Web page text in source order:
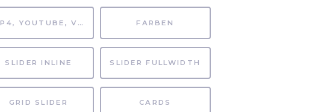
MP4, YOUTUBE, VIMEO FARBEN
SLIDER INLINE SLIDER FULLWIDTH
GRID SLIDER CARDS